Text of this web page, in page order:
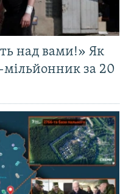
над вами!» Як
мільйонник за 20